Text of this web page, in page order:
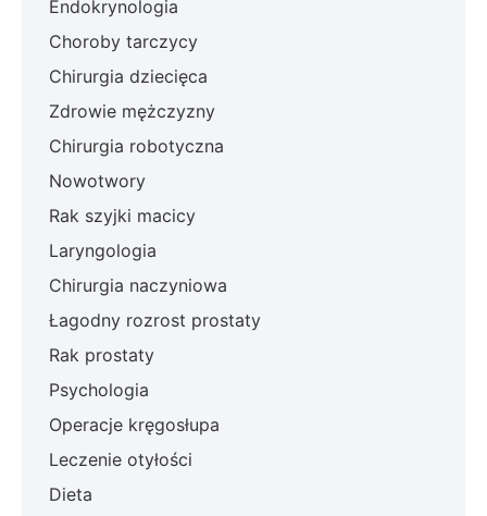
Endokrynologia
Choroby tarczycy
Chirurgia dziecięca
Zdrowie mężczyzny
Chirurgia robotyczna
Nowotwory
Rak szyjki macicy
Laryngologia
Chirurgia naczyniowa
Łagodny rozrost prostaty
Rak prostaty
Psychologia
Operacje kręgosłupa
Leczenie otyłości
Dieta